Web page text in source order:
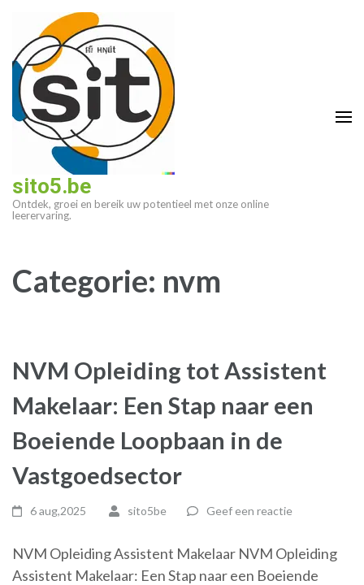
inhoud
(druk
enter)
sito5.be
Ontdek, groei en bereik uw potentieel met onze online
leerervaring.
Categorie: nvm
NVM Opleiding tot Assistent
Makelaar: Een Stap naar een
Boeiende Loopbaan in de
Vastgoedsector
6 aug,2025 sito5be Geef een reactie
NVM Opleiding Assistent Makelaar NVM Opleiding
Assistent Makelaar: Een Stap naar een Boeiende